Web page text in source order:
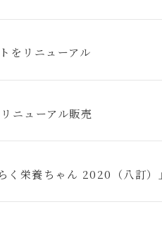
リニューアル
ニューアル販売
く栄養ちゃん 2020（八訂）